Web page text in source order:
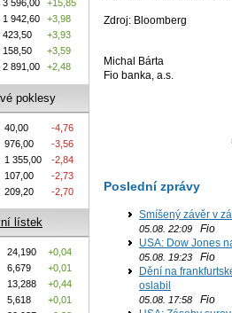
Zdroj: Bloomberg
Michal Bárta
Fio banka, a.s.
Poslední zprávy
Smíšený závěr v
05.08. 22:09 Fio
USA: Dow Jones
05.08. 19:23 Fio
Dění na
oslabil
05.08. 17:58 Fio
3 596,00
+15,85
1 942,60
+3,98
423,50
+3,93
158,50
+3,59
2 891,00 +2,48
poklesy
40,00
-4,76
976,00
-3,56
1 355,00
-2,84
107,00
-2,73
209,20 -2,70
lístek
24,190
+0,04
6,679
+0,01
13,288
+0,44
5,618
+0,01